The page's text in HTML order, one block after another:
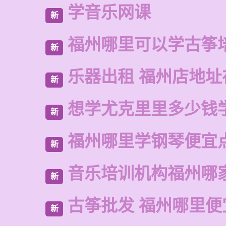
新 学音乐网课
新 福州哪里可以学古筝
新 乐器出租 福州店地
新 想学尤克里里多少钱
新 福州哪里学钢琴便宜
新 音乐培训机构福州哪
新 古筝批发 福州哪里